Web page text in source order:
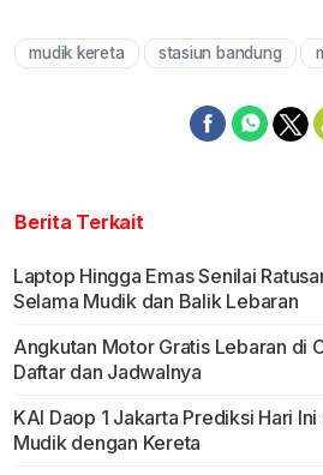
mudik kereta stasiun bandung
Berita Terkait
Laptop Hingga Emas Senilai
Selama Mudik dan Balik Lebaran
Angkutan Motor Gratis Lebaran di
Daftar dan Jadwalnya
KAI Daop 1 Jakarta Prediksi Hari
Mudik dengan Kereta